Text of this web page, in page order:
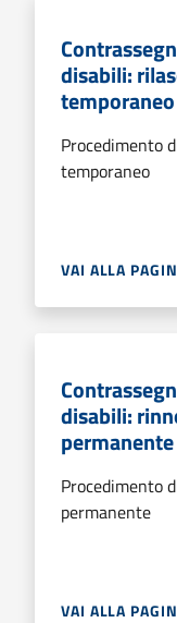
disabili:
temporaneo
Procedimento
temporaneo
VAI ALLA
disabili:
permanente
Procedimento
permanente
VAI ALLA